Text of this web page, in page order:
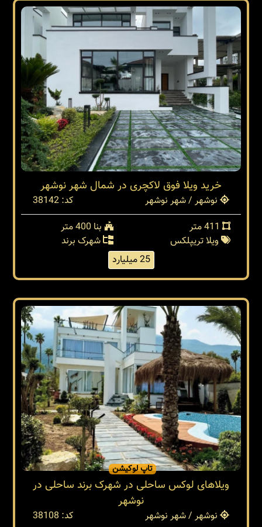
خرید ویلا فوق لاکچری در شمال شهر نوشهر
نوشهر / شهر نوشهر
کد: 38142
بنا 400 متر
ویلا تریپلکس
شهرک برند
25 میلیارد
تاپ لوکیشن
ویلاهای لوکس ساحلی در شهرک برند ساحلی در
نوشهر
نوشهر / شهر نوشهر
کد: 38108